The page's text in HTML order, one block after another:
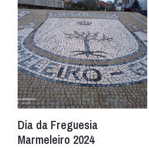
Dia da Freguesia
Marmeleiro 2024